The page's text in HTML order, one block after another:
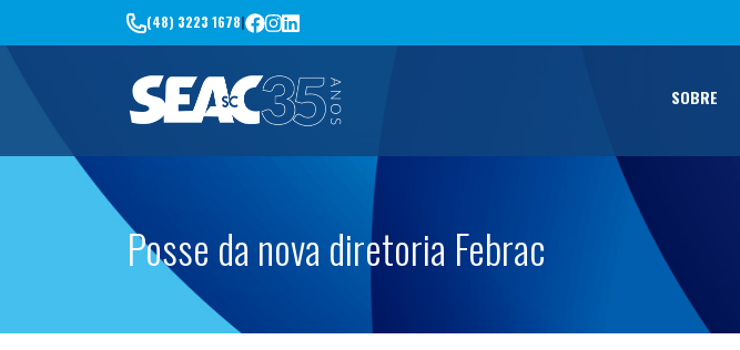
(48) 3223 1678|
SOBRE
Posse da nova diretoria Febrac